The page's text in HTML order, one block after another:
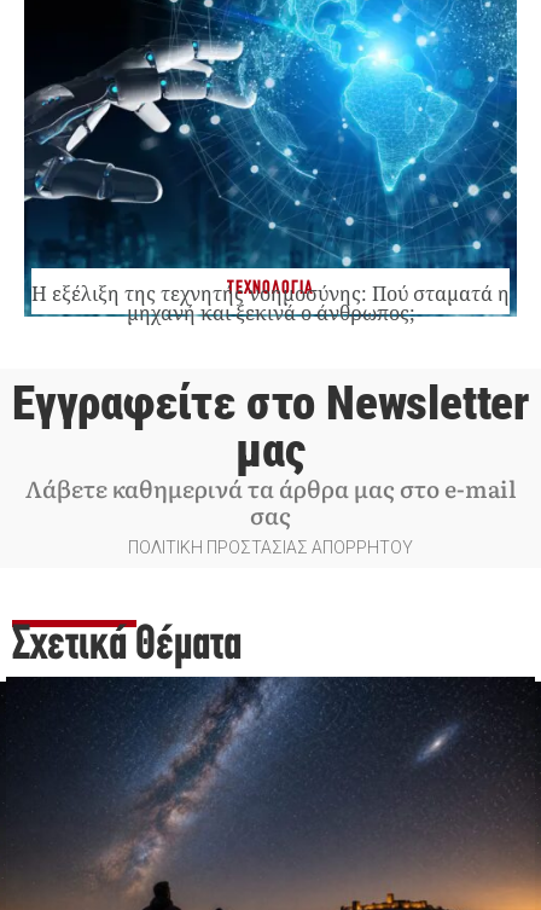
ΤΕΧΝΟΛΟΓΙΑ
Η εξέλιξη της τεχνητής νοημοσύνης: Πού σταματά η
μηχανή και ξεκινά ο άνθρωπος;
Εγγραφείτε στο Newsletter
μας
Λάβετε καθημερινά τα άρθρα μας στο e-mail
σας
ΠΟΛΙΤΙΚΗ ΠΡΟΣΤΑΣΙΑΣ ΑΠΟΡΡΗΤΟΥ
Σχετικά Θέματα